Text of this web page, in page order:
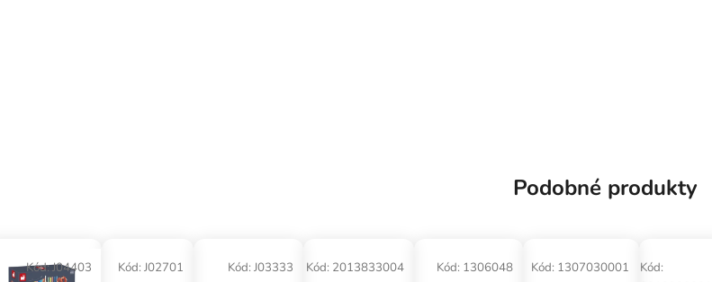
Podobné produkty
Kód:J04403 Kód: J02701 Kód: J03333 Kód: 2013833004 Kód: 1306048 Kód: 1307030001
Kód: